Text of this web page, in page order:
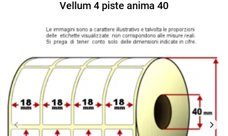
Vellum 4 piste anima 40
Precedente
keyboard_arrow_left keyboard_arrow_right